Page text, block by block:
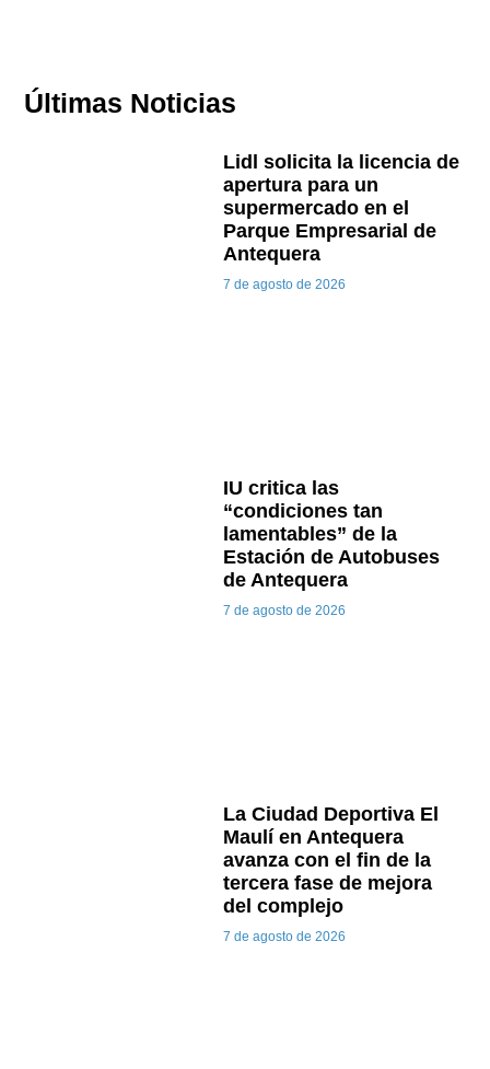
Últimas Noticias
Lidl solicita la licencia de
apertura para un
supermercado en el
Parque Empresarial de
Antequera
7 de agosto de 2026
IU critica las
“condiciones tan
lamentables” de la
Estación de Autobuses
de Antequera
7 de agosto de 2026
La Ciudad Deportiva El
Maulí en Antequera
avanza con el fin de la
tercera fase de mejora
del complejo
7 de agosto de 2026